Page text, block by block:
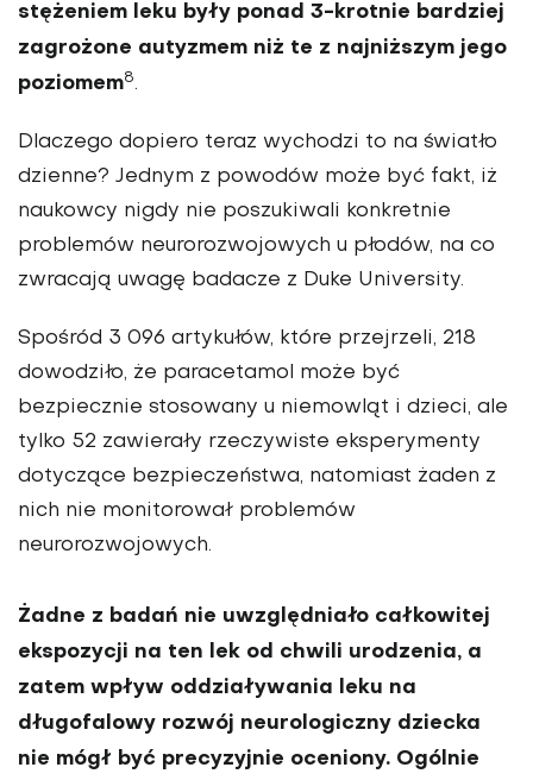
stężeniem leku były ponad 3-krotnie bardziej
zagrożone autyzmem niż te z najniższym jego
poziomem8.
Dlaczego dopiero teraz wychodzi to na światło
dzienne? Jednym z powodów może być fakt, iż
naukowcy nigdy nie poszukiwali konkretnie
problemów neurorozwojowych u płodów, na co
zwracają uwagę badacze z Duke University.
Spośród 3 096 artykułów, które przejrzeli, 218
dowodziło, że paracetamol może być
bezpiecznie stosowany u niemowląt i dzieci, ale
tylko 52 zawierały rzeczywiste eksperymenty
dotyczące bezpieczeństwa, natomiast żaden z
nich nie monitorował problemów
neurorozwojowych.
Żadne z badań nie uwzględniało całkowitej
ekspozycji na ten lek od chwili urodzenia, a
zatem wpływ oddziaływania leku na
długofalowy rozwój neurologiczny dziecka
nie mógł być precyzyjnie oceniony. Ogólnie